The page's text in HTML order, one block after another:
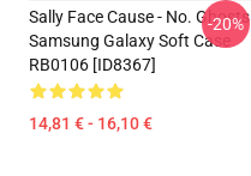
Sally Face Cause - No. Ghosts
Samsung Galaxy Soft Case
RB0106 [ID8367]
14,81 € - 16,10 €
-20%